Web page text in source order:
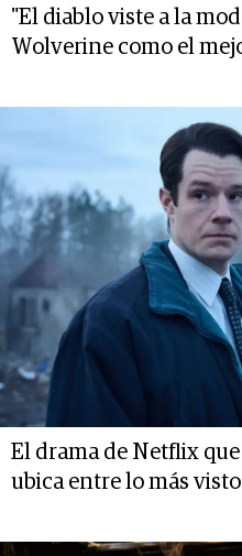
"El diablo viste a la
Wolverine como el
El drama de Netflix
ubica entre lo más visto